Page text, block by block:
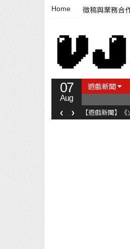
Home 徵稿與業務合
07
Aug
遊戲新聞
【遊戲新聞】
‹ ›